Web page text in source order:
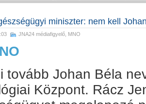
miniszter: nem kell
JNA24 médiafigyelő MNO
tovább Johan Béla
Központ. Rácz